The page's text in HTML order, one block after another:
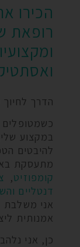
הכירו
רופאת
הדרך
כשמטופלים
במקצוע
להיבטים
מתעסקת
קומפוזיט,
דנטליים
אני משלבת
אמנותית
כן, אני